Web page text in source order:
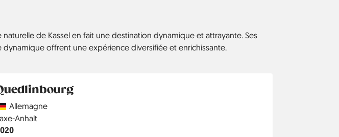
de Kassel en fait une destination dynamique et attrayante. Ses
offrent une expérience diversifiée et enrichissante.
Allemagne
Anhalt